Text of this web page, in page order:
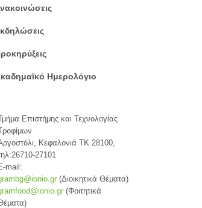
Ημερολόγιο
Τμήμα Επιστήμης και Τεχνολογίας
Τροφίμων
Κεφαλονιά ΤΚ 28100,
27101
mail:
(Διοικητικά Θέματα)
(Φοιτητικά